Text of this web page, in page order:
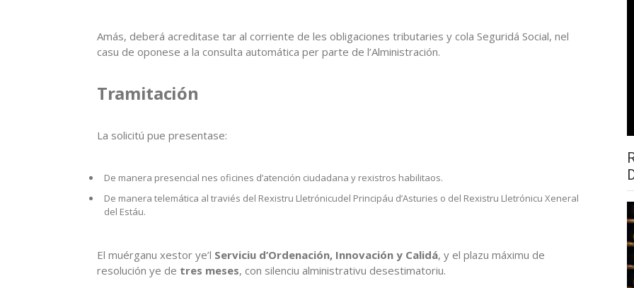
Amás, deberá acreditase tar al corriente de les obligaciones tributaries y cola Seguridá Social, nel
casu de oponese a la consulta automática per parte de l’Alministración.
Tramitación
La solicitú pue presentase:
De manera presencial nes oficines d’atención ciudadana y rexistros habilitaos.
De manera telemática al traviés del Rexistru Lletrónicudel Principáu d’Asturies o del Rexistru Lletrónicu Xeneral
del Estáu.
El muérganu xestor ye’l Serviciu d’Ordenación, Innovación y Calidá, y el plazu máximu de
resolución ye de tres meses, con silenciu alministrativu desestimatoriu.